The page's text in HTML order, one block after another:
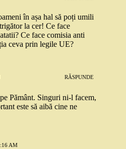
în așa hal să poți umili
la cer! Ce face
Ce face comisia anti
ceva prin legile UE?
RĂSPUNDE
Pământ. Singuri ni-l facem,
este să aibă cine ne
AM